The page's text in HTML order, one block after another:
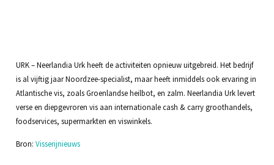
URK – Neerlandia Urk heeft de activiteiten opnieuw uitgebreid. Het bedrijf
is al vijftig jaar Noordzee-specialist, maar heeft inmiddels ook ervaring in
Atlantische vis, zoals Groenlandse heilbot, en zalm. Neerlandia Urk levert
verse en diepgevroren vis aan internationale cash & carry groothandels,
foodservices, supermarkten en viswinkels.
Bron: Visserijnieuws